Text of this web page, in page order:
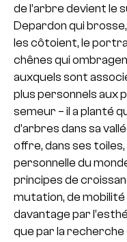
de l’arbre devient le
Depardon qui
les côtoient, le
chênes qui
auxquels sont
plus personnels aux
semeur – il a planté
d’arbres dans sa
offre, dans ses
personnelle du
principes de
mutation, de
davantage par
que par la recherche